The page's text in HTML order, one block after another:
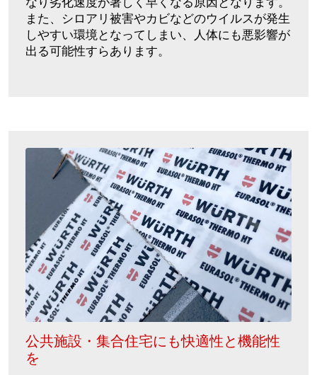
なり劣化速度が著しく早くなる原因となります。
また、シロアリ被害やカビなどのウイルスが発生
しやすい環境となってしまい、人体にも悪影響が
出る可能性すらあります。
公共施設・集合住宅にも快適性と機能性
を